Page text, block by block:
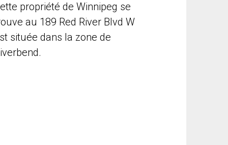
propriété de Winnipeg se
au 189 Red River Blvd W
située dans la zone de